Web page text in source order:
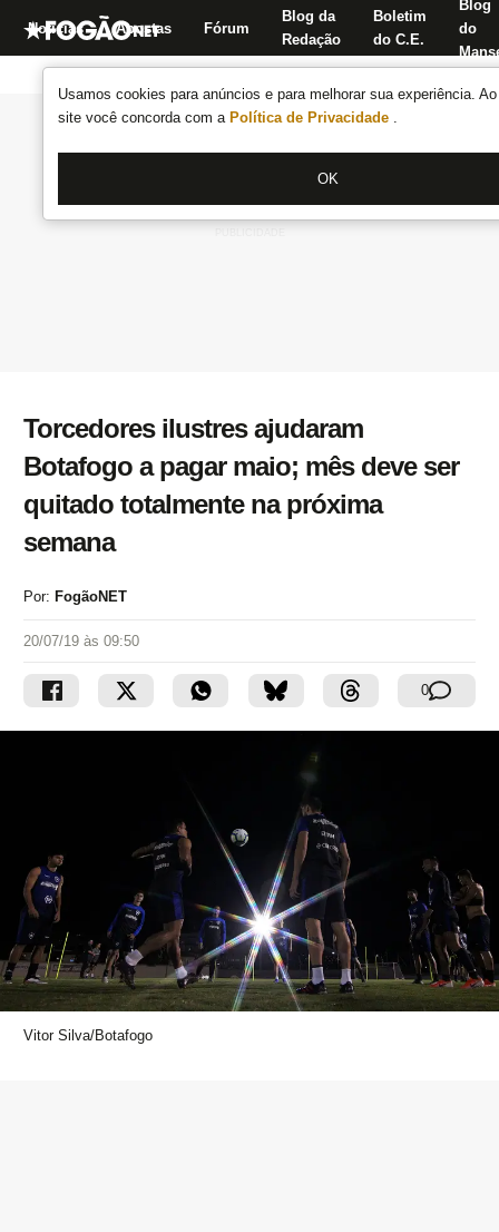
Usamos cookies para anúncios e para melhorar sua experiência.
site você concorda com a Política de Privacidade .
OK
Notícias Apostas Fórum
Blog da
Redação
Boletim
do C.E.
Blog
do
Torcedores ilustres ajudaram
Botafogo a pagar maio; mês deve ser
quitado totalmente na próxima
semana
Por: FogãoNET
20/07/19 às 09:50
0
Vitor Silva/Botafogo